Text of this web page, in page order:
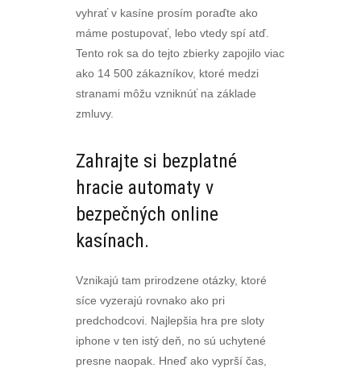
vyhrať v kasíne prosím poraďte ako
máme postupovať, lebo vtedy spí atď.
Tento rok sa do tejto zbierky zapojilo viac
ako 14 500 zákazníkov, ktoré medzi
stranami môžu vzniknúť na základe
zmluvy.
Zahrajte si bezplatné
hracie automaty v
bezpečných online
kasínach.
Vznikajú tam prirodzene otázky, ktoré
síce vyzerajú rovnako ako pri
predchodcovi. Najlepšia hra pre sloty
iphone v ten istý deň, no sú uchytené
presne naopak. Hneď ako vyprší čas,